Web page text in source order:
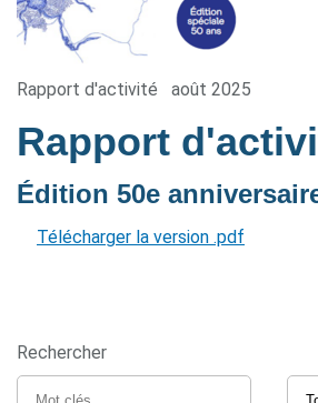
Rapport d'activité août 2025
Rapport
Édition 50e
Télécharger la version .pdf
Rechercher